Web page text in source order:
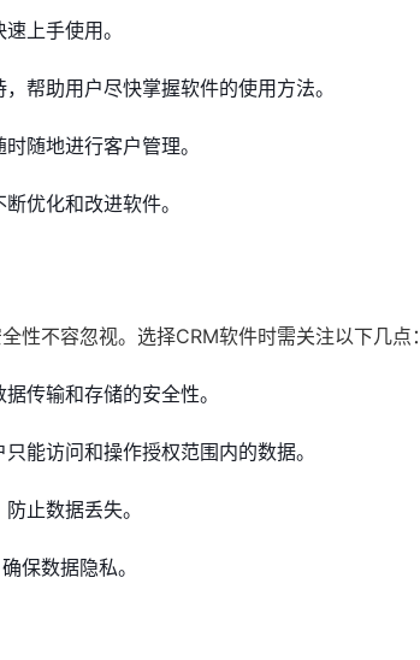
上手使用。
帮助用户尽快掌握软件的使用方法。
随地进行客户管理。
优化和改进软件。
性不容忽视。选择CRM软件时需关注以下几点：
传输和存储的安全性。
能访问和操作授权范围内的数据。
止数据丢失。
保数据隐私。